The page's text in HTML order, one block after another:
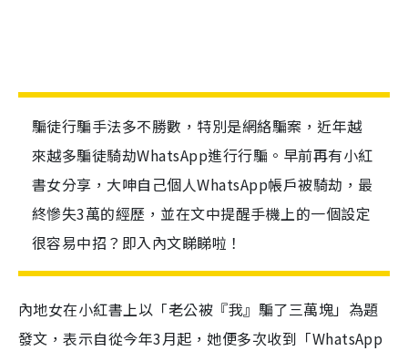
騙徒行騙手法多不勝數，特別是網絡騙案，近年越
來越多騙徒騎劫WhatsApp進行行騙。早前再有小紅
書女分享，大呻自己個人WhatsApp帳戶被騎劫，最
終慘失3萬的經歷，並在文中提醒手機上的一個設定
很容易中招？即入內文睇睇啦！
內地女在小紅書上以「老公被『我』騙了三萬塊」為題
發文，表示自從今年3月起，她便多次收到「WhatsApp